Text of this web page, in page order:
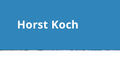
Horst Koch